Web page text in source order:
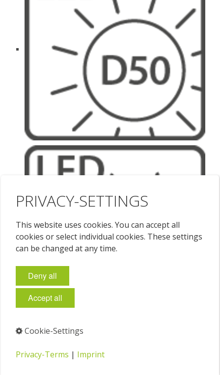
PRIVACY-SETTINGS
This website uses cookies. You can accept all
cookies or select individual cookies. These settings
can be changed at any time.
Deny all
Accept all
Cookie-Settings
Privacy-Terms | Imprint